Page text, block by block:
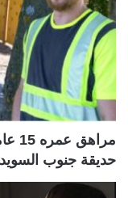
حديقة جنوب السويد